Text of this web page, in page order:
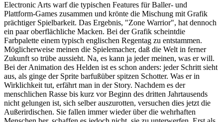
Electronic Arts warf die typischen Features für Baller- und
Plattform-Games zusammen und krönte die Mischung mit Grafik
prächtiger Spielbarkeit. Das Ergebnis, "Zone Warrior", hat dennoch
ein paar oberflächliche Macken. Bei der Grafik scheintdie
Farbpalette einem typisch englischen Regentag zu entstammen.
Möglicherweise meinen die Spielemacher, daß die Welt in ferner
Zukunft so trübe aussieht. Na, es kann ja jeder meinen, was er will.
Bei der Animation des Helden ist es schon anders: jeder Schritt sieht
aus, als ginge der Sprite barfußüber spitzen Schotter. Was er in
Wirklichkeit tut, erfährt man in der Story. Nachdem es der
menschlichen Rasse bis kurz vor Beginn des dritten Jahrtausends
nicht gelungen ist, sich selber auszurotten, versuchen dies jetzt die
Außerirdischen. Sie fallen immer wieder über die wehrhaften